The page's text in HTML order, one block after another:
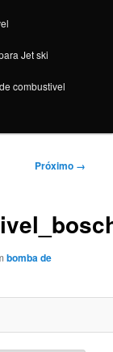
Jet ski
combustivel
Navegação
Próximo →
bomba de